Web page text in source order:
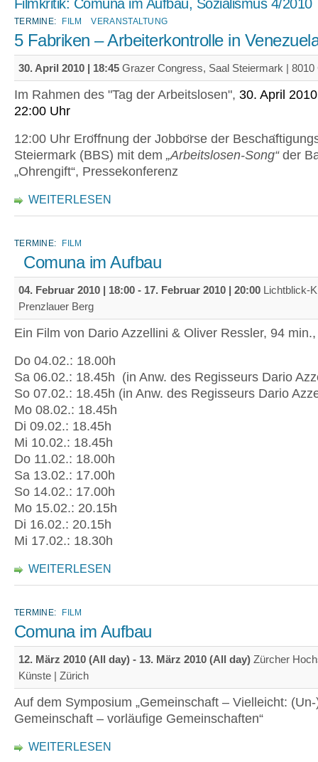
Filmkritik: Comuna im Aufbau, Sozialismus 4/2010
TERMINE: FILM VERANSTALTUNG
5 Fabriken – Arbeiterkontrolle in
30. April 2010 | 18:45 Grazer Congress, Saal Steiermark | 8010
Im Rahmen des "Tag der Arbeitslosen", 30. April
22:00 Uhr
12:00 Uhr Eroffnung der Jobborse der Bescha
Steiermark (BBS) mit dem „Arbeitslosen-Song“der
„Ohrengift“, Pressekonferenz
WEITERLESEN
TERMINE: FILM
Comuna im Aufbau
04. Februar 2010 | 18:00 - 17. Februar 2010 | 20:00 Lichtblick-
Prenzlauer Berg
Ein Film von Dario Azzellini & Oliver Ressler, 94
Do 04.02.: 18.00h
Sa 06.02.: 18.45h (in Anw. des Regisseurs Dario
So 07.02.: 18.45h (in Anw. des Regisseurs Dario
Mo 08.02.: 18.45h
Di 09.02.: 18.45h
Mi 10.02.: 18.45h
Do 11.02.: 18.00h
Sa 13.02.: 17.00h
So 14.02.: 17.00h
Mo 15.02.: 20.15h
Di 16.02.: 20.15h
Mi 17.02.: 18.30h
WEITERLESEN
TERMINE: FILM
Comuna im Aufbau
12. März 2010 (All day) - 13. März 2010 (All day) Zürcher
Künste | Zürich
Auf dem Symposium „Gemeinschaft – Vielleicht:
Gemeinschaft – vorläufige Gemeinschaften“
WEITERLESEN